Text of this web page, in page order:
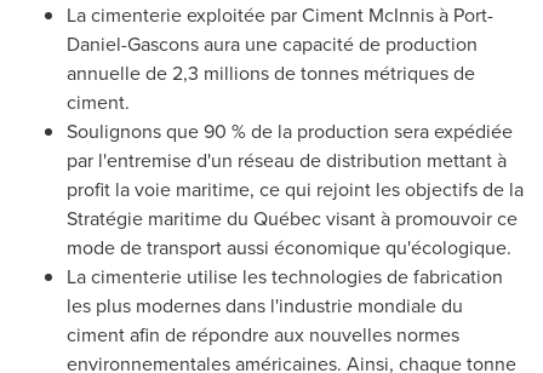
La cimenterie exploitée par Ciment McInnis à Port-
Daniel-Gasconsaura une capacité de production
annuelle de 2,3 millions de tonnes métriques de
ciment.
Soulignons que 90 % de la production sera expédiée
par l'entremise d'un réseau de distribution mettant à
profit la voie maritime, ce qui rejoint les objectifs de la
Stratégie maritime du Québec visant à promouvoir ce
mode de transport aussi économique qu'écologique.
La cimenterie utilise les technologies de fabrication
les plus modernes dans l'industrie mondiale du
ciment afin de répondre aux nouvelles normes
environnementales américaines. Ainsi, chaque tonne